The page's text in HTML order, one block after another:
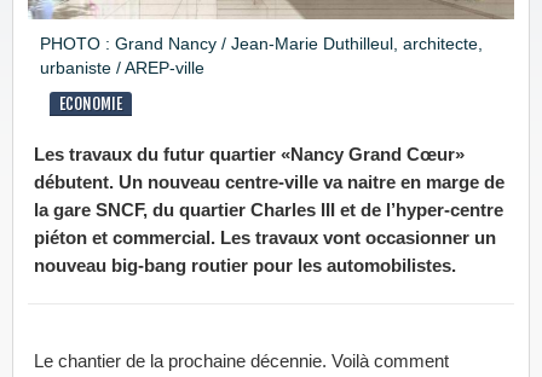
ECONOMIE
PHOTO : Grand Nancy / Jean-Marie Duthilleul, architecte,
urbaniste / AREP-ville
Les travaux du futur quartier «Nancy Grand Cœur»
débutent. Un nouveau centre-ville va naitre en marge de
la gare SNCF, du quartier Charles III et de l’hyper-centre
piéton et commercial. Les travaux vont occasionner un
nouveau big-bang routier pour les automobilistes.
Le chantier de la prochaine décennie. Voilà comment